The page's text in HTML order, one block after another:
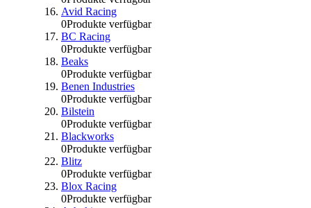
Avid Racing
0Produkte verfügbar
BC Racing
0Produkte verfügbar
Beaks
0Produkte verfügbar
Benen Industries
0Produkte verfügbar
Bilstein
0Produkte verfügbar
Blackworks
0Produkte verfügbar
Blitz
0Produkte verfügbar
Blox Racing
0Produkte verfügbar